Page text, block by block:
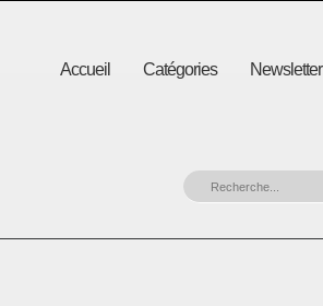
Accueil Catégories Newsletter